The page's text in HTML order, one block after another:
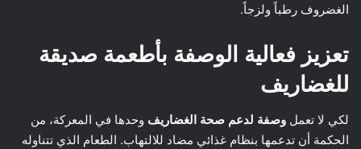
الغضروف رطباً ولزجاً.
تعزيز فعالية الوصفة بأطعمة صديقة
للغضاريف
لكي لا تعمل وصفة لدعم صحة الغضاريف وحدها في المعركة، من
الحكمة أن تدعمها بنظام غذائي مضاد للالتهاب. الطعام الذي تتناوله